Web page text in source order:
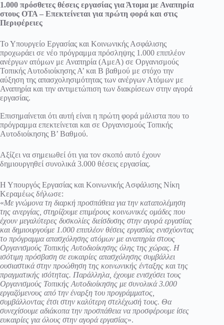
1.000 πρόσθετες θέσεις εργασίας για Άτομα με Αναπηρία
στους ΟΤΑ – Επεκτείνεται για πρώτη φορά και στις
Περιφέρειες
Το Υπουργείο Εργασίας και Κοινωνικής Ασφάλισης
προχωράει σε νέο πρόγραμμα πρόσληψης 1.000 επιπλέον
ανέργων ατόμων με Αναπηρία (ΑμεΑ) σε Οργανισμούς
Τοπικής Αυτοδιοίκησης Α’ και Β βαθμού με στόχο την
αύξηση της απασχολησιμότητας των ανέργων Ατόμων με
Αναπηρία και την αντιμετώπιση των διακρίσεων στην αγορά
εργασίας.
Επισημαίνεται ότι αυτή είναι η πρώτη φορά μάλιστα που το
πρόγραμμα επεκτείνεται και σε Οργανισμούς Τοπικής
Αυτοδιοίκησης Β’ Βαθμού.
Αξίζει να σημειωθεί ότι για τον σκοπό αυτό έχουν
δημιουργηθεί συνολικά 3.000 θέσεις εργασίας.
Η Υπουργός Εργασίας και Κοινωνικής Ασφάλισης Νίκη
Κεραμέως δήλωσε:
«Με γνώμονα τη διαρκή προσπάθεια για την καταπολέμηση
της ανεργίας, στηρίζουμε επιμέρους κοινωνικές ομάδες που
έχουν μεγαλύτερες δυσκολίες διείσδυσης στην αγορά εργασίας
και δημιουργούμε 1.000 επιπλέον θέσεις εργασίας ενισχύοντας
το πρόγραμμα απασχόλησης ατόμων με αναπηρία στους
Οργανισμούς Τοπικής Αυτοδιοίκησης όλης της χώρας. Η
ισότιμη πρόσβαση σε ευκαιρίες απασχόλησης συμβάλλει
ουσιαστικά στην προώθηση της κοινωνικής ένταξης και της
πραγματικής ισότητας. Παράλληλα, έχουμε ενισχύσει τους
Οργανισμούς Τοπικής Αυτοδιοίκησης με συνολικά 3.000
εργαζόμενους από την έναρξη του προγράμματος,
συμβάλλοντας έτσι στην καλύτερη στελέχωσή τους. Θα
συνεχίσουμε αδιάκοπα την προσπάθεια να προσφέρουμε ίσες
ευκαιρίες για όλους στην αγορά εργασίας».